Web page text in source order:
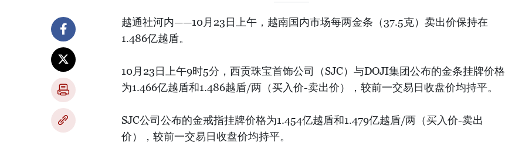
越通社河内——10月23日上午，越南国内市场每两金条（37.5克）卖出价保持在
1.486亿越盾。
10月23日上午9时5分，西贡珠宝首饰公司（SJC）与DOJI集团公布的金条挂牌价格
为1.466亿越盾和1.486越盾/两（买入价-卖出价），较前一交易日收盘价均持平。
SJC公司公布的金戒指挂牌价格为1.454亿越盾和1.479亿越盾/两（买入价-卖出
价），较前一交易日收盘价均持平。